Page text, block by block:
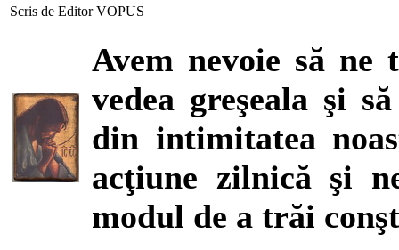
Scris de Editor VOPUS
Avem nevoie să
vedea greşeala şi
din intimitatea
acţiune zilnică şi
modul de a trăi